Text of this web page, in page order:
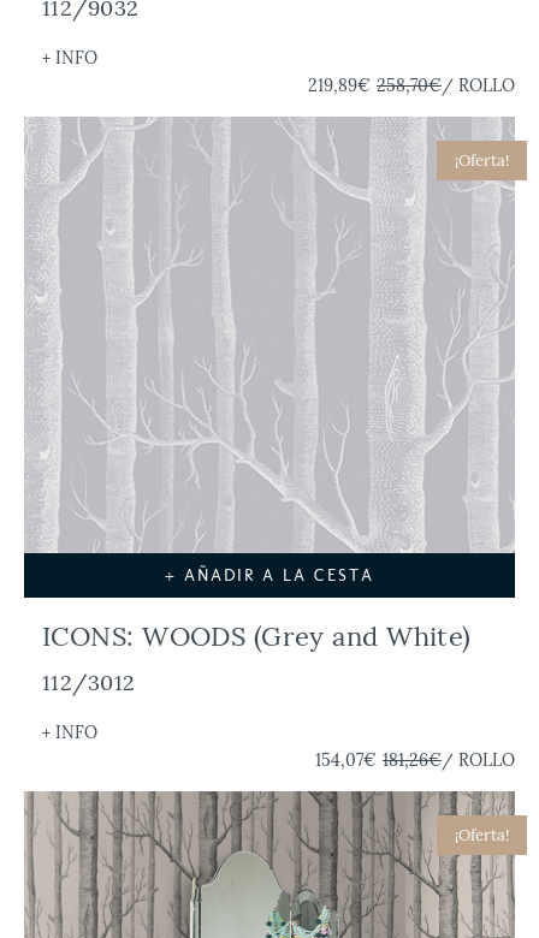
112/9032
+ INFO
219,89€ 258,70€/ ROLLO
¡Oferta!
+ AÑADIR A LA CESTA
ICONS: WOODS (Grey and White)
112/3012
+ INFO
154,07€ 181,26€/ ROLLO
¡Oferta!